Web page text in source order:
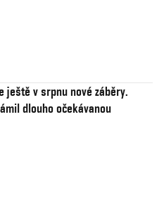
ještě v srpnu nové záběry.
dlouho očekávanou